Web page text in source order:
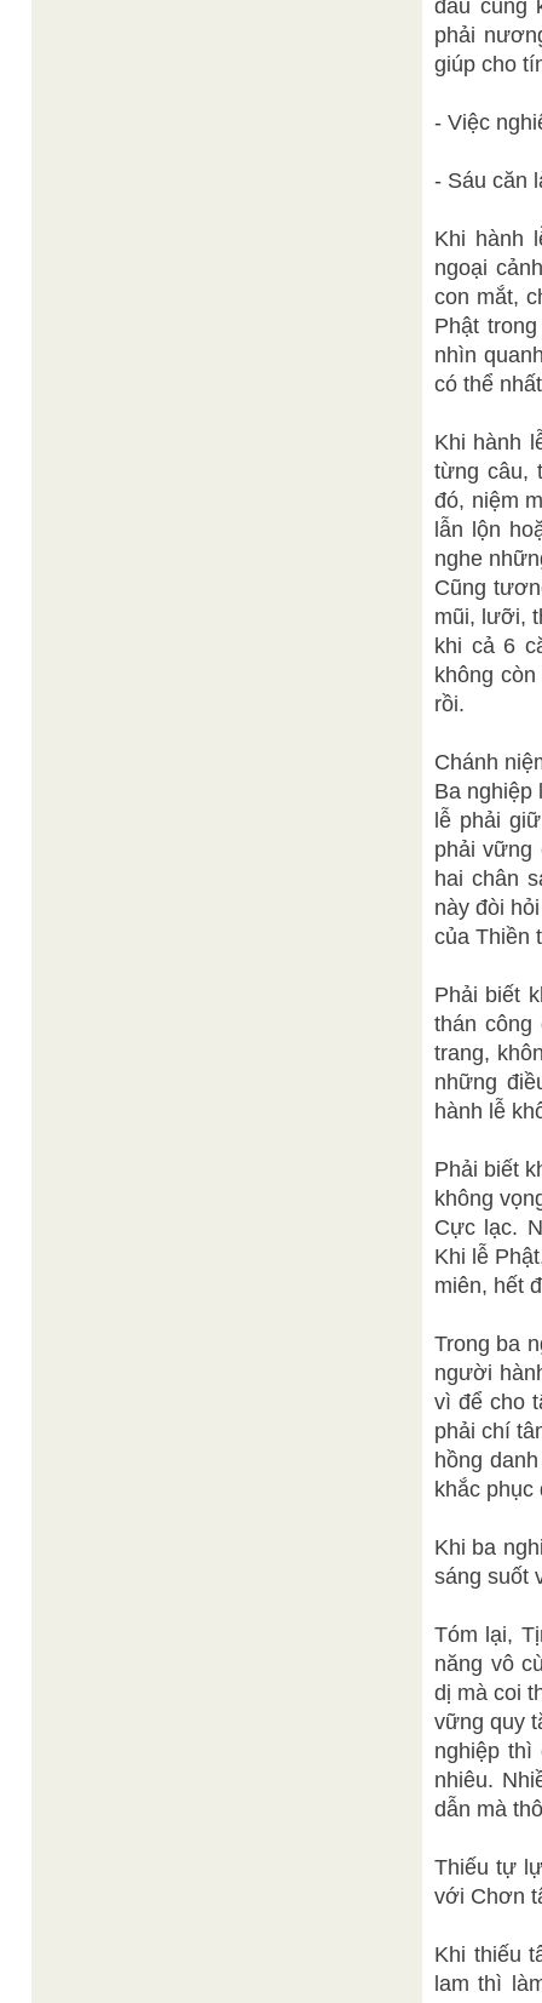
đâu cũng
phải
giúp cho
- Việc
- Sáu căn
Khi hành
ngoại
con mắt,
Phật
nhìn
có thể
Khi hành
từng câu,
đó, niệm
lẫn lộn
nghe
Cũng
mũi, lưỡi,
khi cả 6
không
rồi.
Chánh
Ba nghiệp
lễ phải
phải vững
hai chân
này đòi
của Thiền
Phải biết
thán công
trang,
những
hành lễ
Phải biết
không
Cực lạc.
Khi lễ
miên, hết
Trong ba
người
vì để cho
phải chí
hồng
khắc
Khi ba
sáng suốt
Tóm lại,
năng vô
dị mà coi
vững quy
nghiệp thì
nhiêu.
dẫn mà
Thiếu tự
với Chơn
Khi thiếu
lam thì